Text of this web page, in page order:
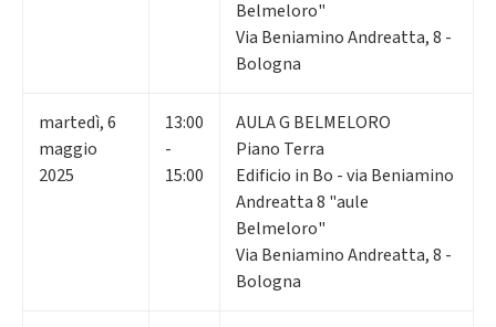
Belmeloro"
Via Beniamino Andreatta, 8 -
Bologna
martedì,6
maggio
2025
13:00
-
15:00
AULA G BELMELORO
Piano Terra
Edificio in Bo - via Beniamino
Andreatta 8 "aule
Belmeloro"
Via Beniamino Andreatta, 8 -
Bologna